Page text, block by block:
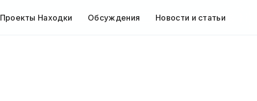
Проекты Находки Обсуждения Новости и статьи